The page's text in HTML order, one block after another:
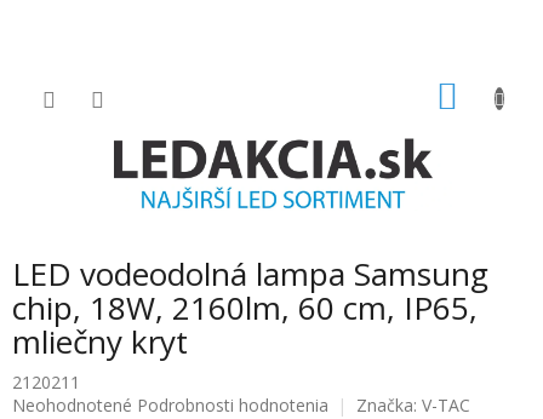
LED vodeodolná lampa Samsung
chip, 18W, 2160lm, 60 cm, IP65,
mliečny kryt
2120211
Priemerné
Neohodnotené Podrobnosti hodnotenia Značka: V-TAC